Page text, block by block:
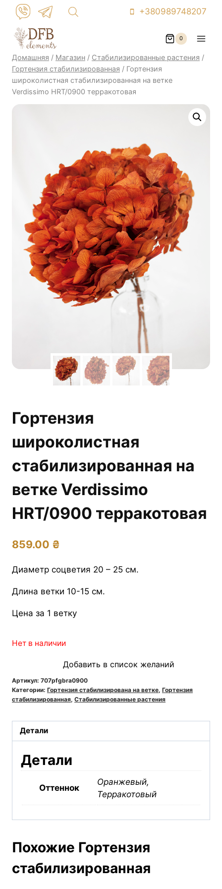
Перейти
контенту
+380989748207
0
Домашняя / Магазин / Стабилизированные растения /
Гортензия стабилизированная / Гортензия
широколистная стабилизированная на ветке
Verdissimo HRT/0900 терракотовая
Гортензия
широколистная
стабилизированная на
ветке Verdissimo
HRT/0900 терракотовая
859.00 ₴
Диаметр соцветия 20 – 25 см.
Длина ветки 10-15 см.
Цена за 1 ветку
Нет в наличии
Добавить в список желаний
Артикул: 707pfgbra0900
Категории: Гортензия стабилизирована на ветке, Гортензия
стабилизированная, Стабилизированные растения
Детали
Детали
Оттеннок
Оранжевый,
Терракотовый
Похожие Гортензия
стабилизированная